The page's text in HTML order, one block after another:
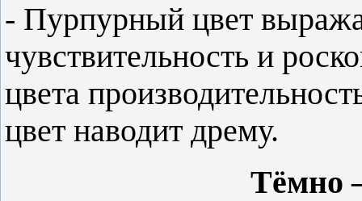
- Пурпурный цвет
чувствительность и
цвета
цвет наводит дрему.
Тёмно